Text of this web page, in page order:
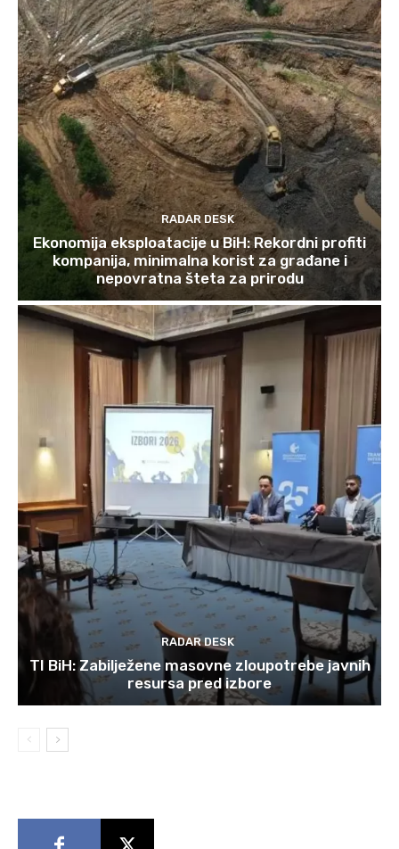
RADAR DESK
Ekonomija eksploatacije u BiH: Rekordni profiti
kompanija, minimalna korist za građane i
nepovratna šteta za prirodu
RADAR DESK
TI BiH: Zabilježene masovne zloupotrebe javnih
resursa pred izbore